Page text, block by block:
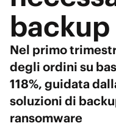
backup
Nel primo
degli ordini su
118%, guidata
soluzioni di
ransomware